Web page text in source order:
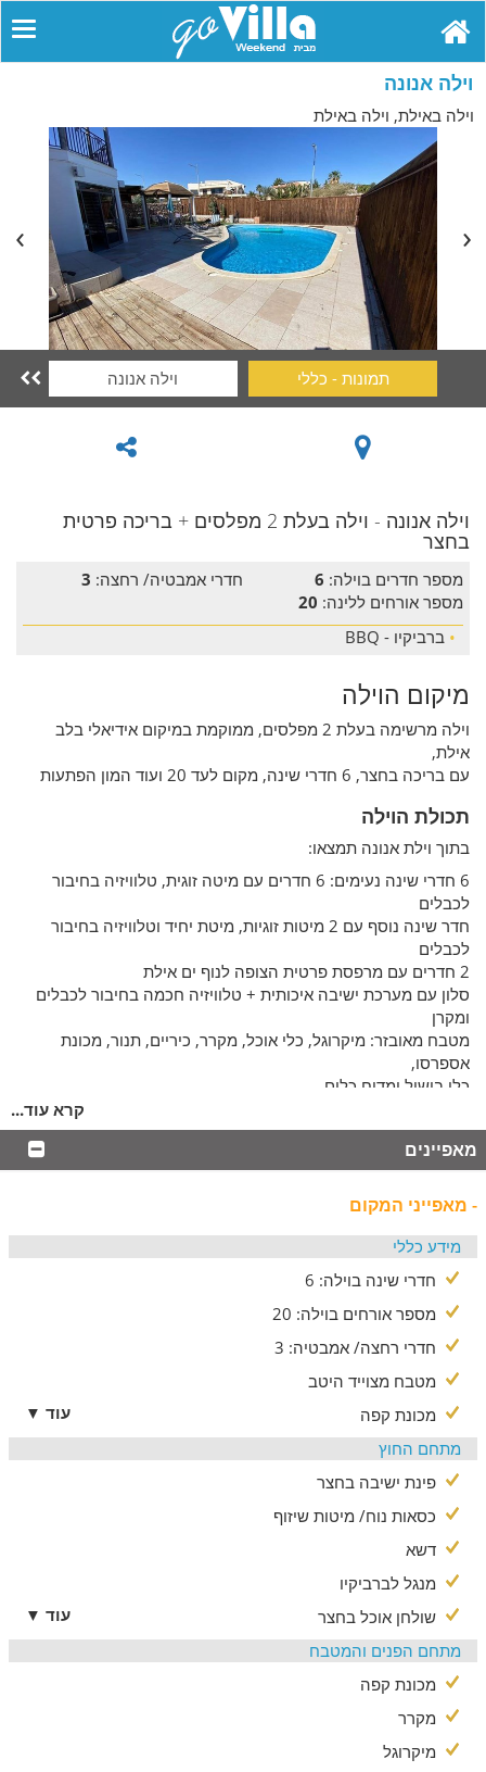
וילה אנונה
וילה באילת, וילה באילת
תמונות - כללי וילה אנונה 
וילה אנונה - וילה בעלת 2 מפלסים + בריכה פרטית
בחצר
מספר חדרים בוילה: 6 חדרי אמבטיה/ רחצה: 3
מספר אורחים ללינה: 20
• ברביקיו - BBQ
מיקום הוילה
וילה מרשימה בעלת 2 מפלסים, ממוקמת במיקום אידיאלי בלב
אילת,
עם בריכה בחצר, 6 חדרי שינה, מקום לעד 20 ועוד המון הפתעות
תכולת הוילה
בתוך וילת אנונה תמצאו:
6 חדרי שינה נעימים: 6 חדרים עם מיטה זוגית, טלוויזיה בחיבור
לכבלים
חדר שינה נוסף עם 2 מיטות זוגיות, מיטת יחיד וטלוויזיה בחיבור
לכבלים
2 חדרים עם מרפסת פרטית הצופה לנוף ים אילת
סלון עם מערכת ישיבה איכותית + טלוויזיה חכמה בחיבור לכבלים
ומקרן
מטבח מאובזר: מיקרוגל, כלי אוכל, מקרר, כיריים, תנור, מכונת
אספרסו,
כלי בישול ומדיח כלים
מכונת כביסה ומייבש כביסה
ניתן להוסיף מזרנים נוספים
המתחם החיצוני
בריכה גדולה ומגודרת, מיטות שיזוף, סנוקר,
מקרר חיצוני, עמדת מנגל מסודרת ושולחן + כיסאות
לדתיים
פלטת שבת, מיחם מים חמים ובית כנסת במרחק הליכה.
מה בסביבה
אטרקציות בסביבה -
המצפה התת ימי, ריף הדולפינים, שמורת טבע חוף אלמוגים
חוות הגמלים, החלקה על הקרח, פארק הצפרות
ספורט ימי ושייט, צלילה, מסעדות, בתי קפה, ברים, מסיבות
בתוספת תשלום
ניתן להזמין עיסויים בתיאום מראש ובתוספת תשלום.
קרא עוד...
מאפיינים
- מאפייני המקום
מידע כללי
חדרי שינה בוילה: 6
מספר אורחים בוילה: 20
חדרי רחצה/ אמבטיה: 3
מטבח מצוייד היטב
מכונת קפה
עוד ▼
מתחם החוץ
פינת ישיבה בחצר
כסאות נוח/ מיטות שיזוף
דשא
מנגל לברביקיו
שולחן אוכל בחצר
עוד ▼
מתחם הפנים והמטבח
מכונת קפה
מקרר
מיקרוגל